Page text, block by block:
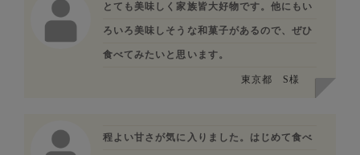
とても美味しく家族皆大好物です。他にもい
ろいろ美味しそうな和菓子があるので、ぜひ
食べてみたいと思います。
東京都 S様
程よい甘さが気に入りました。はじめて食べ